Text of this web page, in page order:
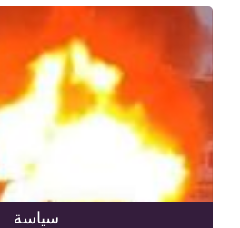
سياسة